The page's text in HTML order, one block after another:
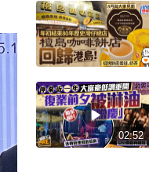
02:52